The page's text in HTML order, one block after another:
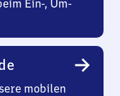
Ein-, Um-
mobilen